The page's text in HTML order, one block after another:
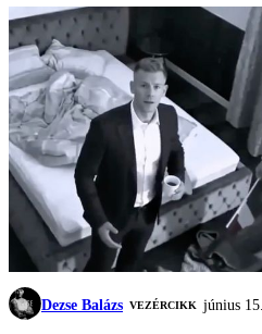
Dezse Balázs VEZÉRCIKK június 15.